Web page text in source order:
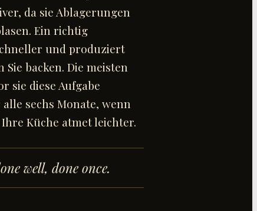
da sie Ablagerungen
Ein richtig
und produziert
backen. Die meisten
sie diese Aufgabe
sechs Monate, wenn
Küche atmet leichter.
well, done once.